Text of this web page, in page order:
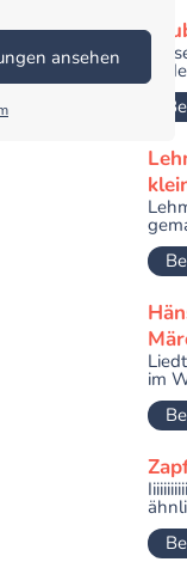
ansehen
in
im